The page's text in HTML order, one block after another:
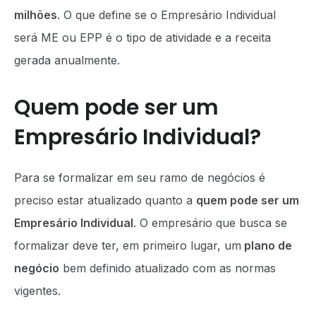
milhões. O que define se o Empresário Individual
será ME ou EPP é o tipo de atividade e a receita
gerada anualmente.
Quem pode ser um
Empresário Individual?
Para se formalizar em seu ramo de negócios é
preciso estar atualizado quanto a quem pode ser um
Empresário Individual. O empresário que busca se
formalizar deve ter, em primeiro lugar, um plano de
negócio bem definido atualizado com as normas
vigentes.